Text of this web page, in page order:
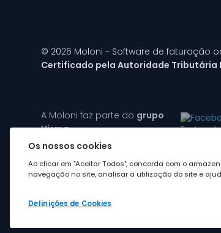
© 2026 Moloni - Software de faturação
Certificado pela Autoridade Tributária
A Moloni faz parte do grupo
Visma
Os nossos cookies
Ao clicar em "Aceitar Todos", concorda com o
navegação no site, analisar a utilização do site e
Definições de Cookies